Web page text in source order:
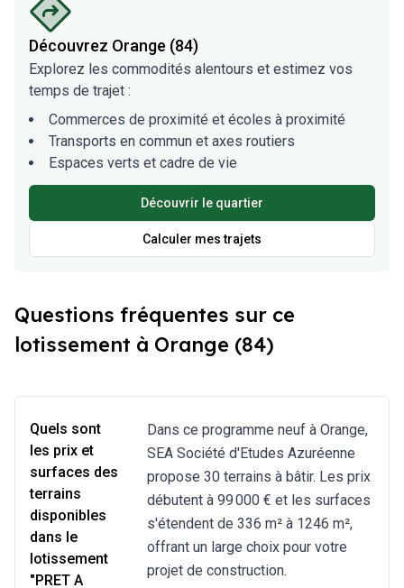
Découvrez Orange (84)
Explorez les commodités alentours et estimez vos
temps de trajet :
Commerces de proximité et écoles à proximité
Transports en commun et axes routiers
Espaces verts et cadre de vie
Découvrir le quartier
Calculer mes trajets
Questions fréquentes sur ce
lotissement à Orange (84)
Quels sont
les prix et
surfaces des
terrains
disponibles
dans le
lotissement
"PRET A
Dans ce programme neuf à Orange,
SEA Société d'Etudes Azuréenne
propose 30 terrains à bâtir. Les prix
débutent à 99 000 € et les surfaces
s'étendent de 336 m² à 1246 m²,
offrant un large choix pour votre
projet de construction.